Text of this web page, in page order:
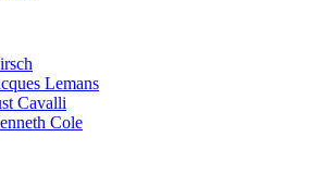
Lemans
Cavalli
Cole